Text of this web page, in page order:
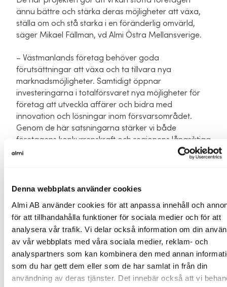
Denna webbplats använder cookies
Almi AB använder cookies för att anpassa innehåll och
för att tillhandahålla funktioner för sociala medier och för att
analysera vår trafik. Vi delar också information om din
av vår webbplats med våra sociala medier, reklam- och
analyspartners som kan kombinera den med annan
som du har gett dem eller som de har samlat in från din
användning av deras tjänster. Det innebär också att vi
ännu bättre och stärka deras möjligheter att växa,
ställa om och stå starka i en föränderlig omvärld,
säger Mikael Fällman, vd Almi Östra Mellansverige.
– Västmanlands företag behöver goda
förutsättningar att växa och ta tillvara nya
marknadsmöjligheter. Samtidigt öppnar
investeringarna i totalförsvaret nya möjligheter för
företag att utveckla affärer och bidra med
innovation och lösningar inom försvarsområdet.
Genom de här satsningarna stärker vi både
företagens konkurrenskraft och regionens långsiktiga
utveckling, säger Jenny Landernäs (M), ordförande i
Unga och lovande bolag får stärkt stöd i
Sörmland och Västmanland
Almi Östra Mellansverige har även beviljats projektet
Mälardalen Startup Hub – en satsning som ska
stärka stödet till kunskapsintensiva startups och
tidiga scaleups med hög tillväxtpotential i
Västmanland och Sörmland.